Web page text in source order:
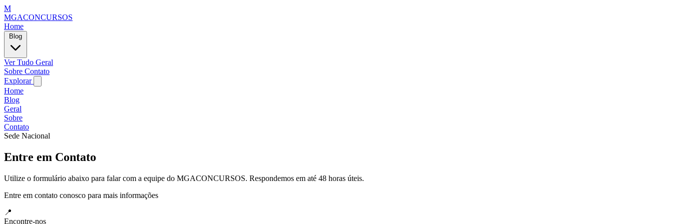
M
MGACONCURSOS
Home
Ver Tudo Geral
Sobre Contato
Explorar
Home
Blog
Geral
Sobre
Contato
Sede Nacional
Entre em Contato
Utilize o formulário abaixo para falar com a equipe do MGACONCURSOS. Respondemos em até 48 horas úteis.
Entre em contato conosco para mais informações
📍
Encontre-nos